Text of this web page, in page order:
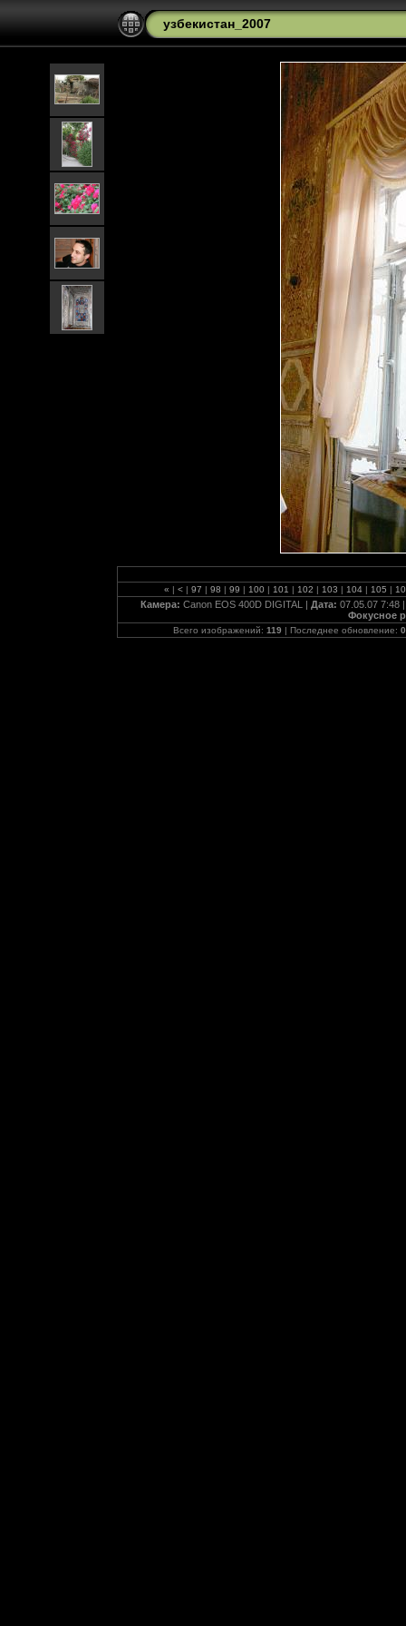
узбекистан_2007
« | < | 97 | 98 | 99 | 100 | 101 | 102 | 103 | 104 | 105 |
Камера: Canon EOS 400D DIGITAL | Дата: 07.05.07 7:48
Фокусное
Всего изображений: 119 | Последнее обновление: